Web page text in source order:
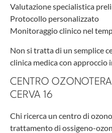
Valutazione specialistica
Protocollo personalizzato
Monitoraggio clinico nel
Non si tratta di un semplice
clinica medica con approccio
CENTRO
CERVA 16
Chi ricerca un centro di
trattamento di ossigeno-